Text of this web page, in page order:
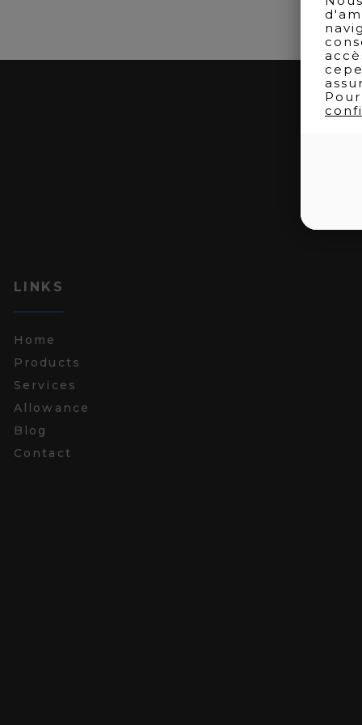
LINKS
Home
Products
Services
Allowance
Blog
Contact